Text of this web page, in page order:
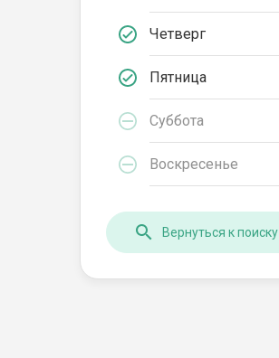
Четверг
Пятница
Суббота
Воскресенье
Вернуться к поиску